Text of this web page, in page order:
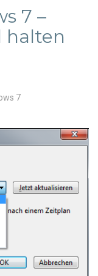
7 –
halten
7